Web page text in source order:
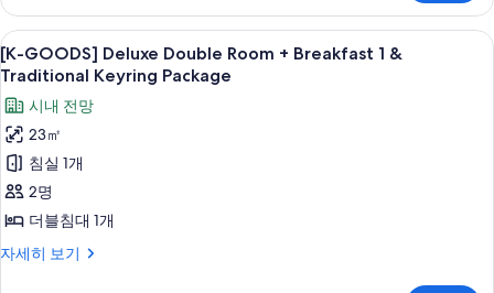
볶
음
면
사
진
모
두
보
기
닭
음
면
자
세
히
보
기
사
진
모
두
보
기
Room
Breakfast
1
Traditional
Keyring
Package
자
세
보
기
[K-
GOODS]
Deluxe
Double
Room
+
Breakfast
1
&
Traditional
고급 침구, 객실 내 금고, 암막 커튼, 방
6
[K-GOODS] Deluxe Double Room + Breakfast 1 &
Traditional Keyring Package
시내 전망
23㎡
침실 1개
2명
더블침대 1개
자세히 보기
[K-